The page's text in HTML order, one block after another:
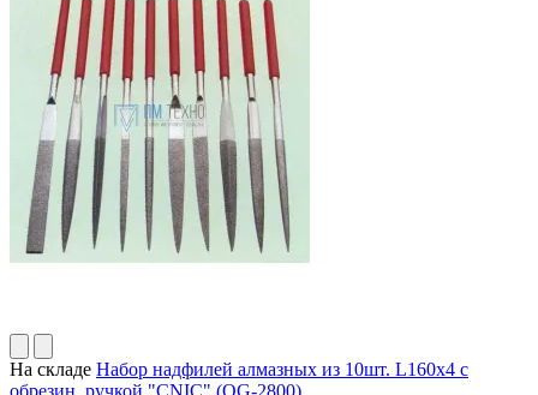
На складе Набор надфилей алмазных из 10шт. L160х4 с
обрезин. ручкой "CNIC" (QG-2800)